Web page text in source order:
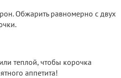
Обжарить равномерно с двух
теплой, чтобы корочка
аппетита!